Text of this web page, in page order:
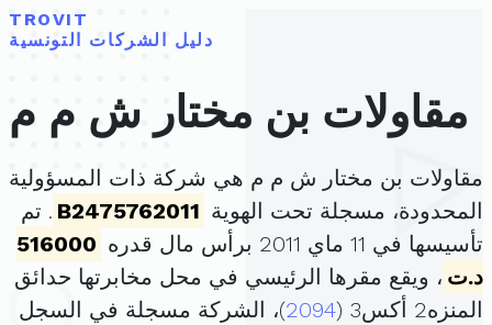
TROVIT
دليل الشركات التونسية
مقاولات بن مختار ش م م
مقاولات بن مختار ش م م هي شركة ذات المسؤولية
المحدودة، مسجلة تحت الهوية B2475762011 . تم
تأسيسها في 11 ماي 2011 برأس مال قدره
516000
د.ت ، ويقع مقرها الرئيسي في محل مخابرتها حدائق
المنزه2 أكس3 (
2094)، الشركة مسجلة في السجل